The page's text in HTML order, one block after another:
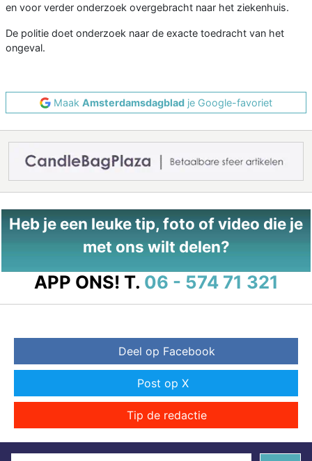
en voor verder onderzoek overgebracht naar het ziekenhuis.
De politie doet onderzoek naar de exacte toedracht van het
ongeval.
Maak Amsterdamsdagblad je Google-favoriet
Heb je een leuke tip, foto of video die je
met ons wilt delen?
APP ONS! T. 06 - 574 71 321
Deel op Facebook
Post op X
Tip de redactie